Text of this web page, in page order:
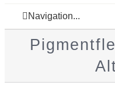
Navigation...